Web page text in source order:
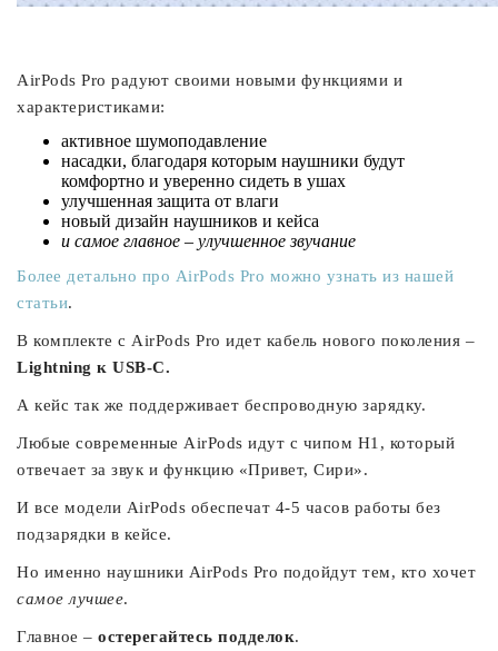
AirPods Pro радуют своими новыми функциями и
характеристиками:
активное шумоподавление
насадки, благодаря которым наушники будут
комфортно и уверенно сидеть в ушах
улучшенная защита от влаги
новый дизайн наушников и кейса
и самое главное – улучшенное звучание
Более детально про AirPods Pro можно узнать из нашей
статьи.
В комплекте с AirPods Pro идет кабель нового поколения –
Lightning к USB-C.
А кейс так же поддерживает беспроводную зарядку.
Любые современные AirPods идут с чипом H1, который
отвечает за звук и функцию «Привет, Сири».
И все модели AirPods обеспечат 4-5 часов работы без
подзарядки в кейсе.
Но именно наушники AirPods Pro подойдут тем, кто хочет
самое лучшее.
Главное – остерегайтесь подделок.